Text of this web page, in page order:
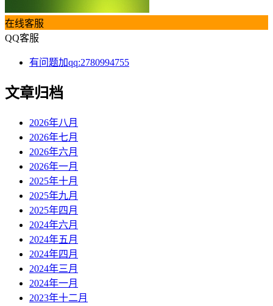
在线客服
QQ客服
有问题加qq:2780994755
文章归档
2026年八月
2026年七月
2026年六月
2026年一月
2025年十月
2025年九月
2025年四月
2024年六月
2024年五月
2024年四月
2024年三月
2024年一月
2023年十二月